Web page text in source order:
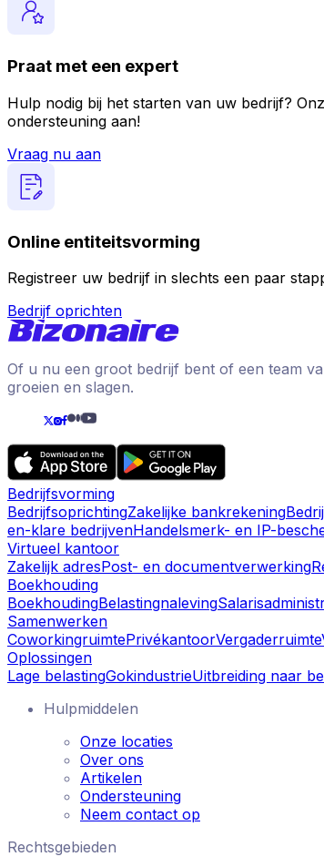
Praat met een expert
Hulp nodig bij het starten van uw bedrijf?
ondersteuning aan!
Vraag nu aan
Online entiteitsvorming
Registreer uw bedrijf in slechts een paar
Bedrijf oprichten
Of u nu een groot bedrijf bent of een team
groeien en slagen.
Bedrijfsvorming
BedrijfsoprichtingZakelijke bankrekening
en-klare bedrijvenHandelsmerk- en IP-
Virtueel kantoor
Zakelijk adresPost- en documentverwerking
Boekhouding
BoekhoudingBelastingnaleving
Samenwerken
CoworkingruimtePrivékantoorVergaderruimte
Oplossingen
Lage belastingGokindustrieUitbreiding naar
Hulpmiddelen
Onze locaties
Over ons
Artikelen
Ondersteuning
Neem contact op
Rechtsgebieden